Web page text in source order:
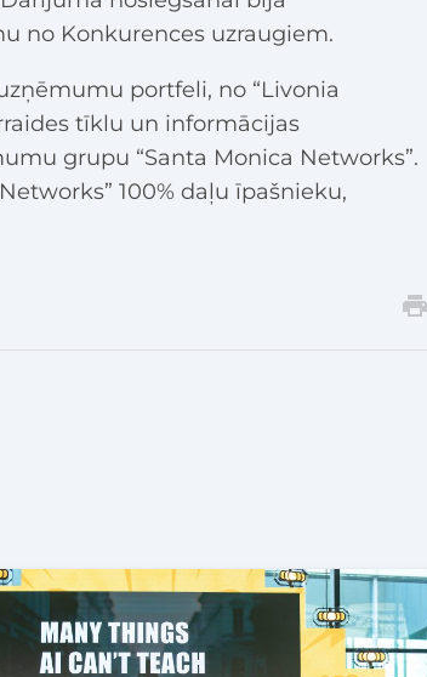
no Konkurences uzraugiem.
portfeli, no “Livonia
tīklu un informācijas
grupu “Santa Monica Networks”.
100% daļu īpašnieku,